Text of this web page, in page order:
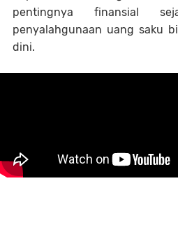
pentingnya finansial
penyalahgunaan uang saku
dini.